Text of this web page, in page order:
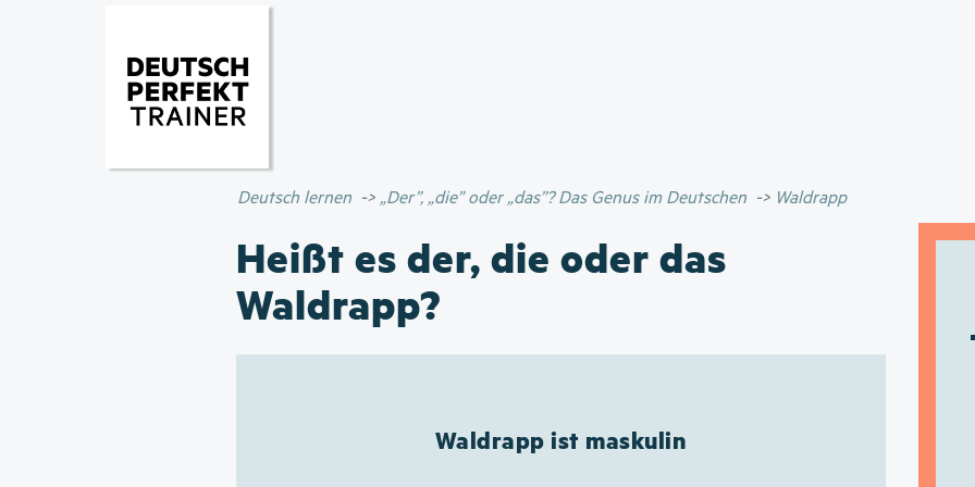
Deutsch lernen „Der”, „die” oder „das”? Das Genus im Deutschen Waldrapp
Heißt es der, die oder das
Waldrapp?
Waldrapp ist maskulin